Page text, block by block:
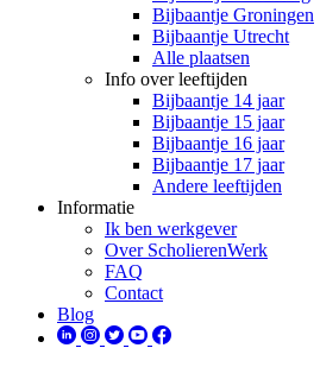
Bijbaantje Groningen
Bijbaantje Utrecht
Alle plaatsen
Info over leeftijden
Bijbaantje 14 jaar
Bijbaantje 15 jaar
Bijbaantje 16 jaar
Bijbaantje 17 jaar
Andere leeftijden
Informatie
Ik ben werkgever
Over ScholierenWerk
FAQ
Contact
Blog